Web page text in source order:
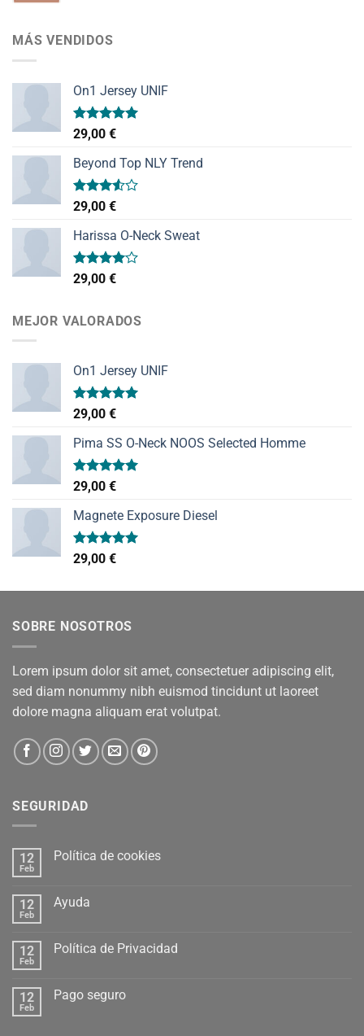
MÁS VENDIDOS
On1 Jersey UNIF
Valorado
con
de 5
29,00 €
Beyond Top NLY Trend
Valorado
con
3.50de
5
29,00 €
Harissa O-Neck Sweat
Valorado
con
29,00 €
MEJOR VALORADOS
On1 Jersey UNIF
Valorado
con
de 5
29,00 €
Pima SS O-Neck NOOS Selected Homme
Valorado
con
de 5
29,00 €
Magnete Exposure Diesel
Valorado
con
29,00 €
SOBRE NOSOTROS
Lorem ipsum dolor sit amet, consectetuer adipiscing elit,
sed diam nonummy nibh euismod tincidunt ut laoreet
dolore magna aliquam erat volutpat.
SEGURIDAD
12
Feb
Política de cookies
12
Feb
Ayuda
12
Feb
Política de Privacidad
12
Feb
Pago seguro